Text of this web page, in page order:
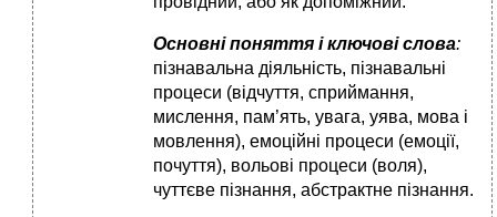
Основні поняття і ключові слова:
пізнавальна діяльність, пізнавальні
процеси (відчуття, сприймання,
мислення, пам’ять, увага, уява, мова і
мовлення), емоційні процеси (емоції,
почуття), вольові процеси (воля),
чуттєве пізнання, абстрактне пізнання.